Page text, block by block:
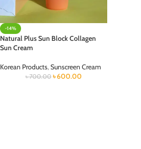
-14%
Natural Plus Sun Block Collagen
Sun Cream
Korean Products,Sunscreen Cream
৳700.00 ৳600.00